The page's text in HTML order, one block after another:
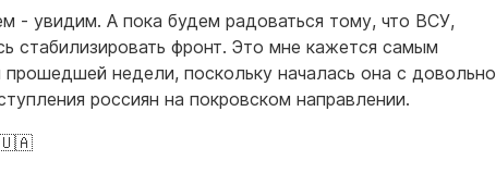
- увидим. А пока будем радоваться тому, что ВСУ,
стабилизировать фронт. Это мне кажется самым
недели, поскольку началась она с довольно
россиян на покровском направлении.